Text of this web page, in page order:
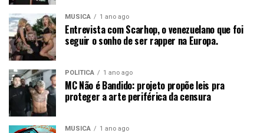
MÚSICA 1 ano ago
Entrevista com Scarhop, o venezuelano que foi
seguir o sonho de ser rapper na Europa.
POLÍTICA 1 ano ago
MC Não é Bandido: projeto propõe leis pra
proteger a arte periférica da censura
MÚSICA 1 ano ago